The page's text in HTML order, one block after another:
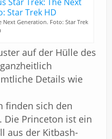
Next Generation. Foto: Star Trek
auf der Hülle des
Details wie
finden sich den
Die Princeton ist ein
aus der Kitbash-